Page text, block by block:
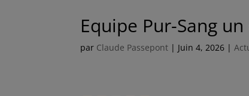
Equipe Pur-Sang
par Claude Passepont | Juin 4, 2026 |